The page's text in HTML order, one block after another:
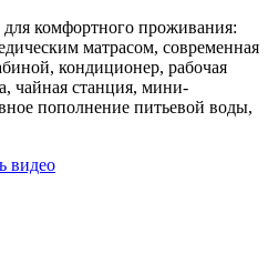
комфортного проживания:
матрасом, современная
кондиционер, рабочая
чайная станция, мини-
пополнение питьевой воды,
видео